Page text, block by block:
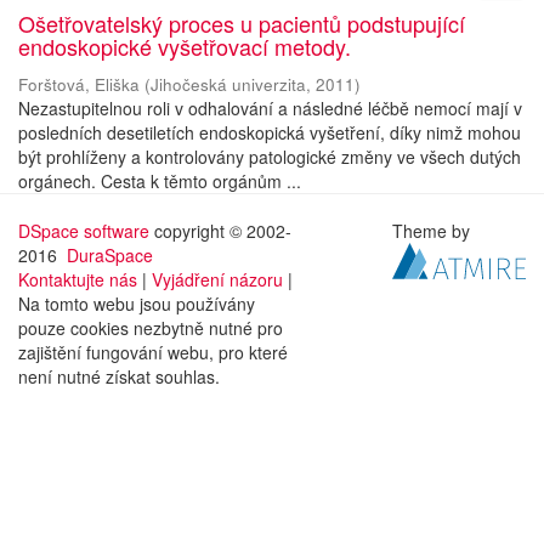
Ošetřovatelský proces u pacientů podstupující
endoskopické vyšetřovací metody.
Forštová, Eliška (Jihočeská univerzita, 2011)
Nezastupitelnou roli v odhalování a následné léčbě nemocí mají v
posledních desetiletích endoskopická vyšetření, díky nimž mohou
být prohlíženy a kontrolovány patologické změny ve všech dutých
orgánech. Cesta k těmto orgánům ...
DSpace software copyright © 2002-
2016 DuraSpace
Kontaktujte nás | Vyjádření názoru |
Na tomto webu jsou používány
pouze cookies nezbytně nutné pro
zajištění fungování webu, pro které
není nutné získat souhlas.
Theme by